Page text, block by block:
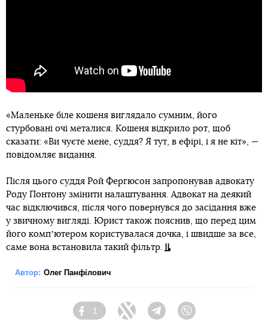
«Маленьке біле кошеня виглядало сумним, його
стурбовані очі металися. Кошеня відкрило рот, щоб
сказати: «Ви чуєте мене, суддя? Я тут, в ефірі, і я не кіт», —
повідомляє видання.
Після цього суддя Рой Фергюсон запропонував адвокату
Роду Понтону змінити налаштування. Адвокат на деякий
час відключився, після чого повернувся до засідання вже
у звичному вигляді. Юрист також пояснив, що перед цим
його компʼютером користувалася дочка, і швидше за все,
саме вона встановила такий фільтр.
Автор: Олег Панфілович
Facebook
1
Twitter TelegramViber